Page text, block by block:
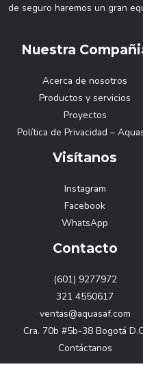
de seguro haremos un gran
Nuestra
Acerca de nosotros
Productos y servicios
Proyectos
Política de Privacidad –
Visítanos
Instagram
Facebook
WhatsApp
Contacto
(601) 9277972
321 4550617
ventas@aquasaf.com
Cra. 70b #5b-38 Bogotá
Contáctanos